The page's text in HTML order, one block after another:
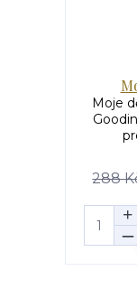
Moje
288